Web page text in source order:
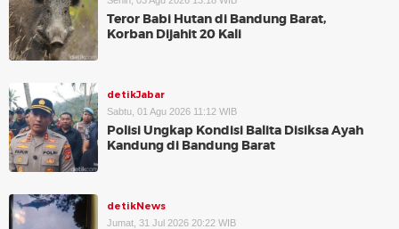
Teror Babi Hutan di Bandung Barat,
Korban Dijahit 20 Kali
detikJabar
Sabtu, 01 Agu 2026 11:12 WIB
Polisi Ungkap Kondisi Balita Disiksa Ayah
Kandung di Bandung Barat
detikNews
Jumat, 31 Jul 2026 20:22 WIB